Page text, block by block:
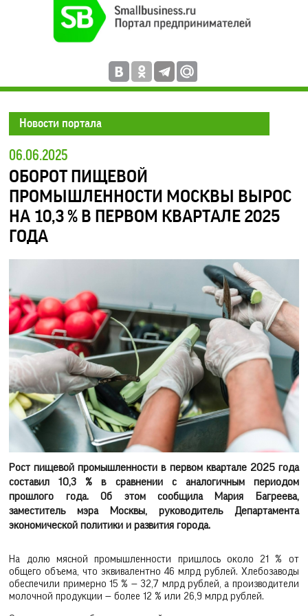
Новости портала
06.06.2025
ОБОРОТ ПИЩЕВОЙ
ПРОМЫШЛЕННОСТИ МОСКВЫ ВЫРОС
НА 10,3 % В ПЕРВОМ КВАРТАЛЕ 2025
ГОДА
Рост пищевой промышленности в первом квартале 2025 года
составил 10,3 % в сравнении с аналогичным периодом
прошлого года. Об этом сообщила Мария Багреева,
заместитель мэра Москвы, руководитель Департамента
экономической политики и развития города.
На долю мясной промышленности пришлось около 21 % от
общего объема, что эквивалентно 46 млрд рублей. Хлебозаводы
обеспечили примерно 15 % — 32,7 млрд рублей, а производители
молочной продукции — более 12 % или 26,9 млрд рублей.